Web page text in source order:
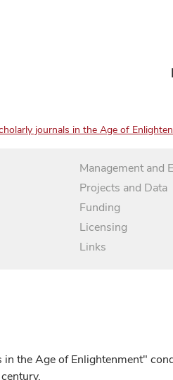
journals in the Age of
Management and
Projects and Data
Funding
Licensing
Links
the Age of Enlightenment"